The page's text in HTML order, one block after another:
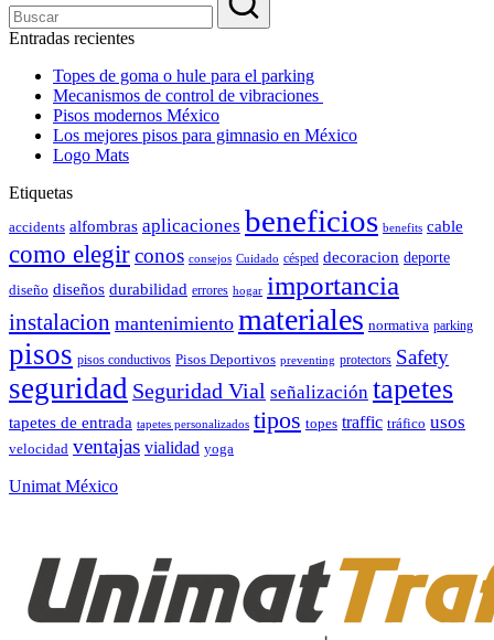
Entradas recientes
Topes de goma o hule para el parking
Mecanismos de control de vibraciones
Pisos modernos México
Los mejores pisos para gimnasio en México
Logo Mats
Etiquetas
accidents alfombras aplicaciones beneficios benefits cable
como elegirconos consejos Cuidado césped decoracion deporte
diseño diseños durabilidad errores hogar importancia
instalacion mantenimiento materiales normativa parking
pisos pisos conductivos Pisos Deportivos preventing protectors Safety
seguridad Seguridad Vial señalización tapetes
tapetes de entrada tapetes personalizados tipos topes traffic tráfico usos
velocidad ventajas vialidad yoga
Unimat México